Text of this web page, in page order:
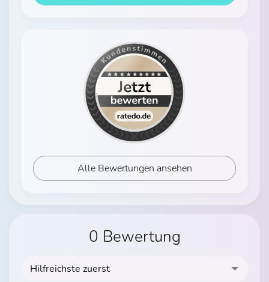
Alle Bewertungen ansehen
0 Bewertung
Hilfreichste zuerst